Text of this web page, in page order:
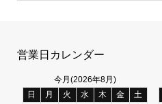
営業日カレンダー
今月(2026年8月)
日
月 火 水 木 金
土